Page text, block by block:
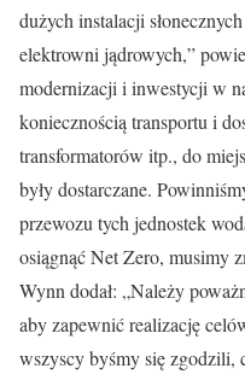
dużych instalacji
elektrowni jądrowych,”
modernizacji i inwestycji w
koniecznością transportu i
transformatorów itp., do
były dostarczane.
przewozu tych jednostek
osiągnąć Net Zero, musimy
Wynn dodał: „Należy
aby zapewnić realizację
wszyscy byśmy się